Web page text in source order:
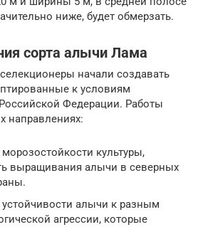
ниже, будет обмерзать.
сорта алычи Лама
начали создавать
к условиям
Федерации. Работы
направлениях:
культуры,
выращивания алычи в северных
алычи к разным
агрессии, которые